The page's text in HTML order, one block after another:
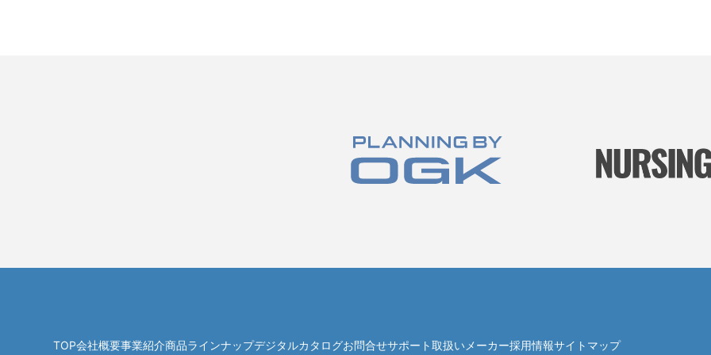
TOP会社概要事業紹介商品ラインナップデジタルカタログお問合せサポート取扱いメーカー採用情報サイトマップ